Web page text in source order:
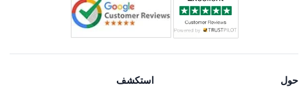
حول استكشف